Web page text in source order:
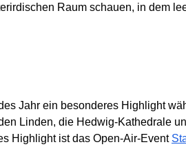
Raum schauen, in dem
Jahr ein besonderes Highlight
Linden, die Hedwig-Kathedrale
Highlight ist das Open-Air-Event